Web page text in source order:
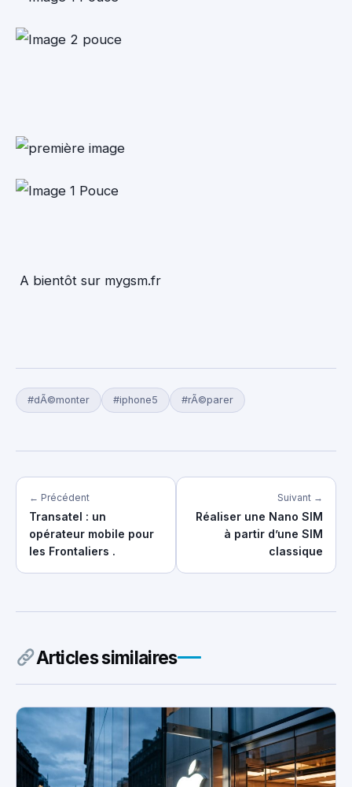
A bientôt sur mygsm.fr
#dÃ©monter #iphone5 #rÃ©parer
← Précédent
Transatel : un
opérateur mobile pour
les Frontaliers .
Suivant →
Réaliser une Nano SIM
à partir d’une SIM
classique
Articles similaires